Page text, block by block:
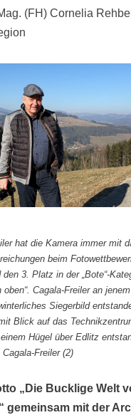
(FH) Cornelia
hat die Kamera immer mit
beim
3. Platz in der „Bote“-
Cagala-Freiler an
Siegerbild
Blick auf das
Hügel über Edlitz
Freiler (2)
„Die Bucklige Welt
gemeinsam mit der